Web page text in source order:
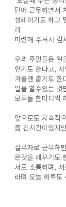
단에 근무하면서
설레이기도 하고
리
마련해 주셔서 감
우리 주민들은 일
얻기도 한다고,
겨울엔 춥기도 한
일을 할수있는 것
모두들 한마디씩
앞으로도 지속적
좀 긴시간이었지
실무자로 근무하
은것을 배우기도
서로 소통하며,
라며 오늘 하루도